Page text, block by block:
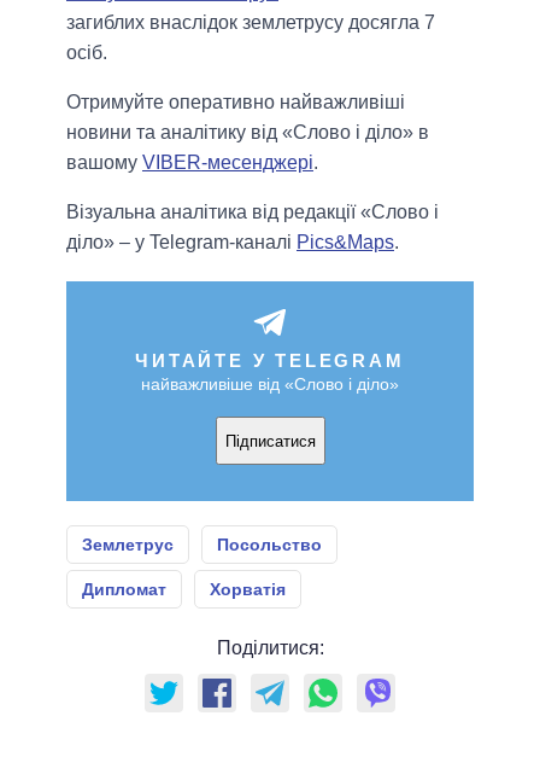
загиблих внаслідок землетрусу досягла 7
осіб.
Отримуйте оперативно найважливіші
новини та аналітику від «Слово і діло» в
вашому VIBER-месенджері.
Візуальна аналітика від редакції «Слово і
діло» – у Telegram-каналі Pics&Maps.
ЧИТАЙТЕ У TELEGRAM
найважливіше від «Слово і діло»
Підписатися
Землетрус Посольство
Дипломат Хорватія
Поділитися: